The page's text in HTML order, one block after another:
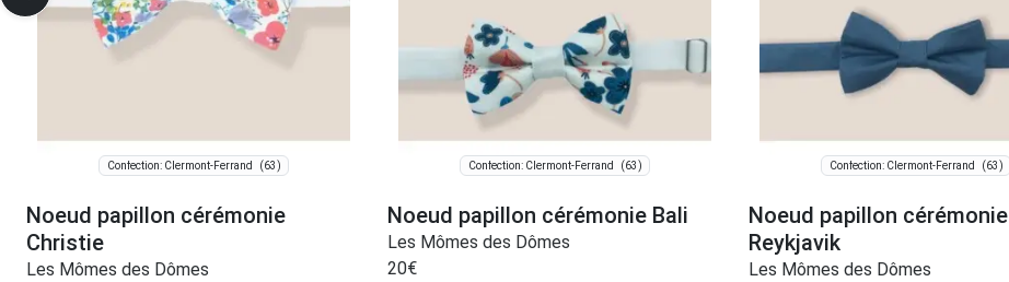
Confection: Clermont-Ferrand (63)
Noeud papillon cérémonie
Christie
Les Mômes des Dômes
Confection: Clermont-Ferrand (63)
Noeud papillon cérémonie Bali
Les Mômes des Dômes
20€
Confection: Clermont-Ferrand (63)
Noeud papillon cérémonie
Reykjavik
Les Mômes des Dômes